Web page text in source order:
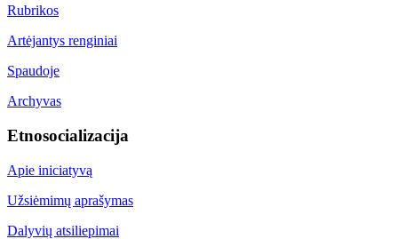
Rubrikos
Artėjantys renginiai
Spaudoje
Archyvas
Etnosocializacija
Apie iniciatyvą
Užsiėmimų aprašymas
Dalyvių atsiliepimai